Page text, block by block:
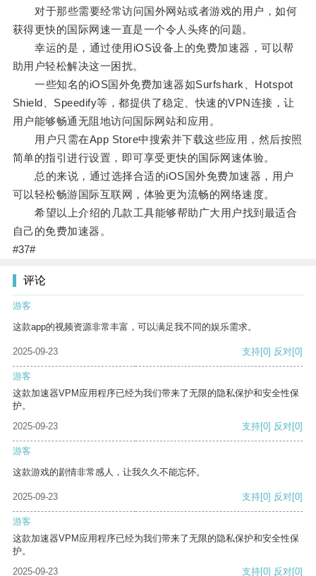
对于那些需要经常访问国外网站或者游戏的用户，如何
获得更快的国际网速一直是一个令人头疼的问题。
幸运的是，通过使用iOS设备上的免费加速器，可以帮
助用户轻松解决这一困扰。
一些知名的iOS国外免费加速器如Surfshark、Hotspot
Shield、Speedify等，都提供了稳定、快速的VPN连接，让
用户能够畅通无阻地访问国际网站和应用。
用户只需在App Store中搜索并下载这些应用，然后按照
简单的指引进行设置，即可享受更快的国际网速体验。
总的来说，通过选择合适的iOS国外免费加速器，用户
可以轻松畅游国际互联网，体验更为流畅的网络速度。
希望以上介绍的几款工具能够帮助广大用户找到最适合
自己的免费加速器。
#37#
评论
游客
这款app的视频资源非常丰富，可以满足我不同的娱乐需求。
2025-09-23 支持[0] 反对[0]
游客
这款加速器VPM应用程序已经为我们带来了无限的隐私保护和安全性保
护。
2025-09-23
支持[0] 反对[0]
游客
这款游戏的剧情非常感人，让我久久不能忘怀。
2025-09-23 支持[0] 反对[0]
游客
这款加速器VPM应用程序已经为我们带来了无限的隐私保护和安全性保
护。
2025-09-23
支持[0] 反对[0]